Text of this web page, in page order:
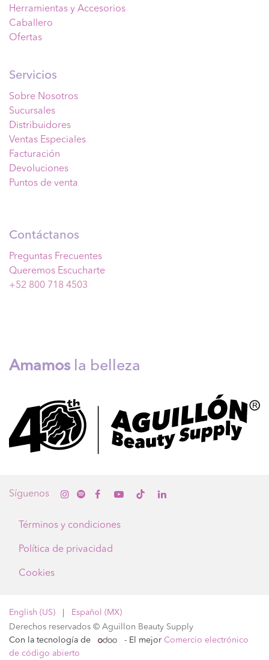
Herramientas y Accesorios
Caballero
Ofertas
Servicios
Sobre Nosotros
Sucursales
Distribuidores
Ventas Especiales
Facturación
Devoluciones
Puntos de venta
Contáctanos
Preguntas Frecuentes
Queremos Escucharte
+52 800 718 4503
Amamos la belleza
Síguenos
Términos y condiciones
Política de privacidad
Cookies
Derechos reservados © Aguillon Beauty Supply
English (US) Español (MX)
Con la tecnología de - El mejor Comercio electrónico
de código abierto